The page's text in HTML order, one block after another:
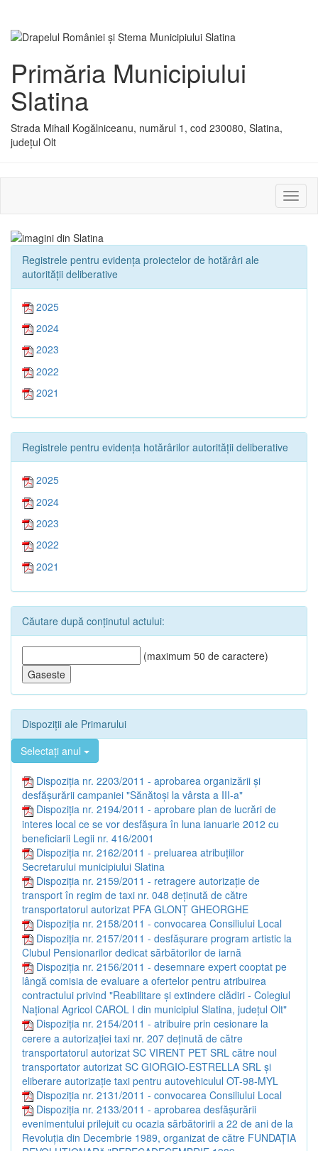
Primăria Municipiului
Slatina
Strada Mihail Kogălniceanu, numărul 1, cod 230080, Slatina,
județul Olt
sau
Registrele pentru evidența proiectelor de hotărâri ale
autorității deliberative
2025
2024
2023
2022
2021
Registrele pentru evidența hotărârilor autorității deliberative
2025
2024
2023
2022
2021
Căutare după conținutul actului:
(maximum 50 de caractere)
Dispoziții ale Primarului
Selectați anul
Dispoziția nr. 2203/2011 - aprobarea organizării şi
desfăşurării campaniei "Sănătoşi la vârsta a III-a"
Dispoziția nr. 2194/2011 - aprobare plan de lucrări de
interes local ce se vor desfăşura în luna ianuarie 2012 cu
beneficiarii Legii nr. 416/2001
Dispoziția nr. 2162/2011 - preluarea atribuţiilor
Secretarului municipiului Slatina
Dispoziția nr. 2159/2011 - retragere autorizaţie de
transport în regim de taxi nr. 048 deţinută de către
transportatorul autorizat PFA GLONŢ GHEORGHE
Dispoziția nr. 2158/2011 - convocarea Consiliului Local
Dispoziția nr. 2157/2011 - desfăşurare program artistic la
Clubul Pensionarilor dedicat sărbătorilor de iarnă
Dispoziția nr. 2156/2011 - desemnare expert cooptat pe
lângă comisia de evaluare a ofertelor pentru atribuirea
contractului privind "Reabilitare şi extindere clădiri - Colegiul
Naţional Agricol CAROL I din municipiul Slatina, judeţul Olt"
Dispoziția nr. 2154/2011 - atribuire prin cesionare la
cerere a autorizaţiei taxi nr. 207 deţinută de către
transportatorul autorizat SC VIRENT PET SRL către noul
transportator autorizat SC GIORGIO-ESTRELLA SRL şi
eliberare autorizaţie taxi pentru autovehiculul OT-98-MYL
Dispoziția nr. 2131/2011 - convocarea Consiliului Local
Dispoziția nr. 2133/2011 - aprobarea desfăşurării
evenimentului prilejuit cu ocazia sărbătoririi a 22 de ani de la
Revoluţia din Decembrie 1989, organizat de către FUNDAŢIA